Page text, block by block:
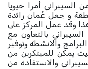
السيبراني أمرا حيويا
و جعل عُمان رائدة
وقد عمل المركز على
بالتعاون مع
والانشطة وتوفير
حيث يمكن للمبتكرين من
والاستفادة من